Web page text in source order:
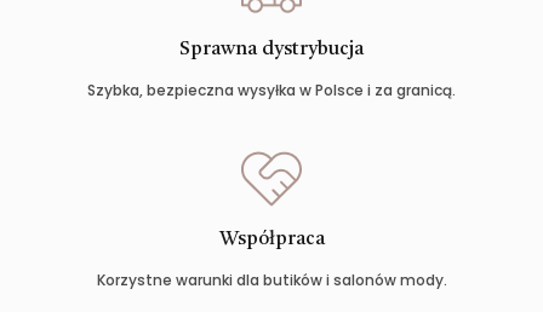
Sprawna dystrybucja
Szybka, bezpieczna wysyłka w Polsce i za granicą.
Współpraca
Korzystne warunki dla butików i salonów mody.